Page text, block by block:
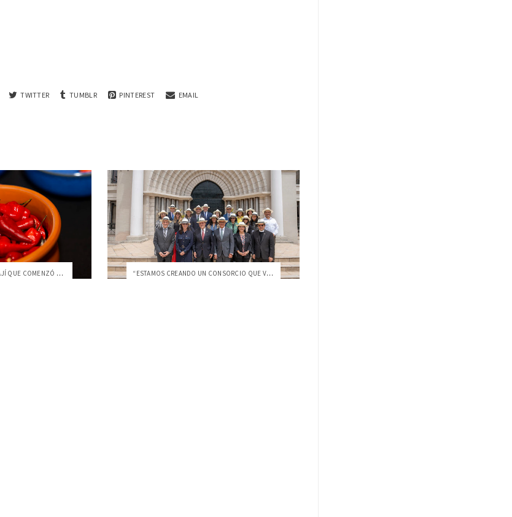
TWITTER TUMBLR PINTEREST EMAIL
UCHU, LA HISTORIA DEL AJÍ QUE COMENZÓ EN... “ESTAMOS CREANDO UN CONSORCIO QUE VA A S...